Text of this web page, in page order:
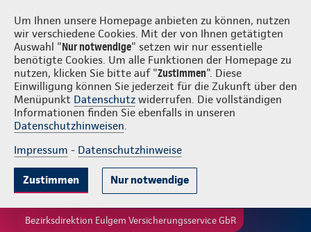
Um Ihnen unsere Homepage anbieten zu können, nutzen
wir verschiedene Cookies. Mit der von Ihnen getätigten
Auswahl "Nur notwendige" setzen wir nur essentielle
benötigte Cookies. Um alle Funktionen der Homepage zu
nutzen, klicken Sie bitte auf "Zustimmen". Diese
Einwilligung können Sie jederzeit für die Zukunft über den
Menüpunkt Datenschutz widerrufen. Die vollständigen
Informationen finden Sie ebenfalls in unseren
Datenschutzhinweisen.
Impressum - Datenschutzhinweise
Zustimmen Nur notwendige
Eulgem Versicherungsservice GbR Login
Bezirksdirektion Eulgem Versicherungsservice GbR